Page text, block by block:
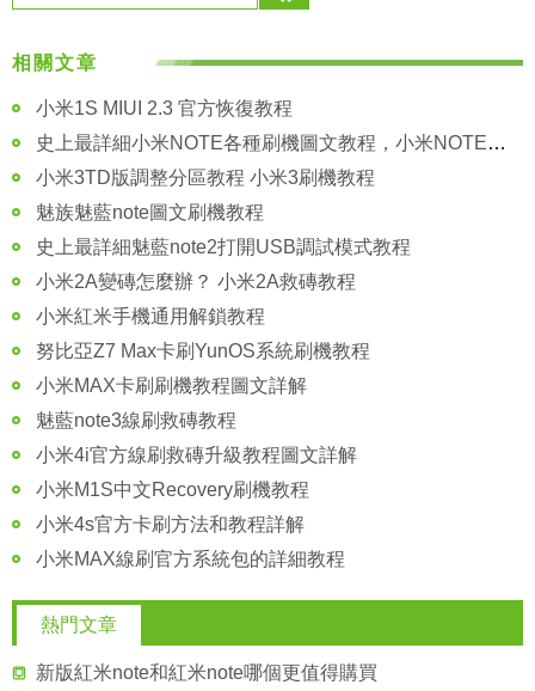
相關文章
小米1S MIUI 2.3 官方恢復教程
史上最詳細小米NOTE各種刷機圖文教程，小米NOTE刷機教程
小米3TD版調整分區教程 小米3刷機教程
魅族魅藍note圖文刷機教程
史上最詳細魅藍note2打開USB調試模式教程
小米2A變磚怎麼辦？ 小米2A救磚教程
小米紅米手機通用解鎖教程
努比亞Z7 Max卡刷YunOS系統刷機教程
小米MAX卡刷刷機教程圖文詳解
魅藍note3線刷救磚教程
小米4i官方線刷救磚升級教程圖文詳解
小米M1S中文Recovery刷機教程
小米4s官方卡刷方法和教程詳解
小米MAX線刷官方系統包的詳細教程
熱門文章
新版紅米note和紅米note哪個更值得購買